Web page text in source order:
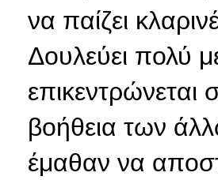
να παίζει
Δουλεύει πολύ
επικεντρώνεται
βοήθεια των
έμαθαν να